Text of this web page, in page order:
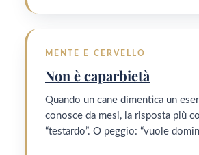
MENTE E CERVELLO
Non è caparbietà
Quando un cane dimentica un
conosce da mesi, la risposta più
“testardo”. O peggio: “vuole